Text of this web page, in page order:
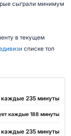
сыграли минимум
в текущем
списке топ
каждые 235 минуты
каждые 188 минуты
каждые 235 минуты